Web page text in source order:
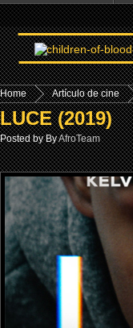
Home Artículo de cine
LUCE (2019)
Posted by ByAfroTeam